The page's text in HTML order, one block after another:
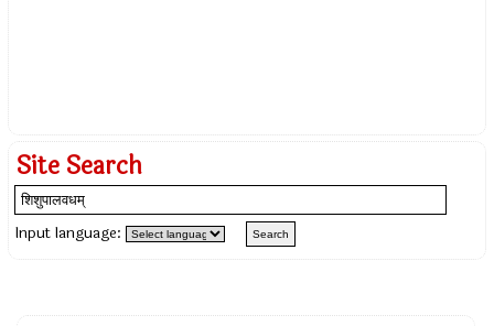
Site Search
Input language: